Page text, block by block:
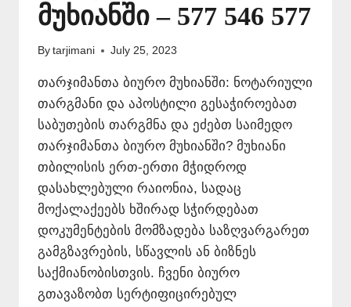
მუხიანში – 577 546 577
By tarjimani July 25, 2023
თარჯიმანთა ბიურო მუხიანში: ნოტარიული
თარგმანი და აპოსტილი გესაჭიროებათ
საბუთების თარგმნა და ეძებთ საიმედო
თარჯიმანთა ბიურო მუხიანში? მუხიანი
თბილისის ერთ-ერთი მჭიდროდ
დასახლებული რაიონია, სადაც
მოქალაქეებს ხშირად სჭირდებათ
დოკუმენტების მომზადება საზღვარგარეთ
გამგზავრების, სწავლის ან ბიზნეს
საქმიანობისთვის. ჩვენი ბიურო
გთავაზობთ სერტიფიცირებულ